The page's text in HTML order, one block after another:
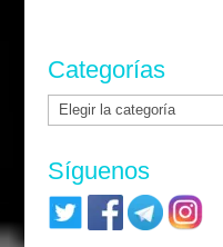
Categorías
Categorías
Síguenos